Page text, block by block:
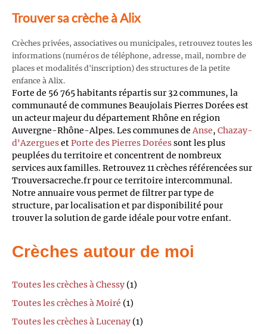
Trouver sa crèche à Alix
Crèches privées, associatives ou municipales, retrouvez toutes les
informations (numéros de téléphone, adresse, mail, nombre de
places et modalités d'inscription) des structures de la petite
enfance à Alix.
Forte de 56 765 habitants répartis sur 32 communes, la
communauté de communes Beaujolais Pierres Dorées est
un acteur majeur du département Rhône en région
Auvergne-Rhône-Alpes. Les communes deAnse, Chazay-
d'AzerguesetPorte des Pierres Doréessont les plus
peuplées du territoire et concentrent de nombreux
services aux familles. Retrouvez 11 crèches référencées sur
Trouversacreche.fr pour ce territoire intercommunal.
Notre annuaire vous permet de filtrer par type de
structure, par localisation et par disponibilité pour
trouver la solution de garde idéale pour votre enfant.
Crèches autour de moi
Toutes les crèches à Chessy (1)
Toutes les crèches à Moiré (1)
Toutes les crèches à Lucenay (1)